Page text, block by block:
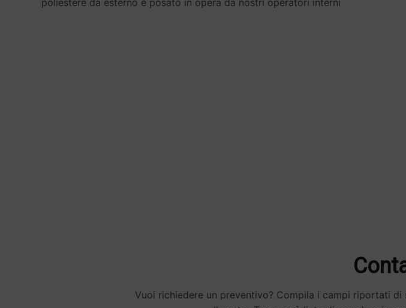
poliestere da esterno e posato in opera da nostri operatori interni
Vuoi richiedere un preventivo? Compila i campi riportati